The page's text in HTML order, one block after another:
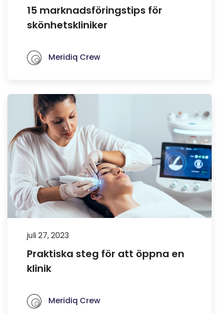
15 marknadsföringstips för
skönhetskliniker
Meridiq Crew
juli 27, 2023
Praktiska steg för att öppna en
klinik
Meridiq Crew